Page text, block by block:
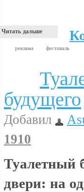
Читать дальше
реклама фестиваль
будущего
Добавил
1910
Туалетный
двери: на